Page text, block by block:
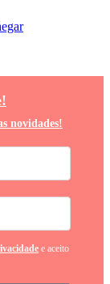
novidades!
e aceito